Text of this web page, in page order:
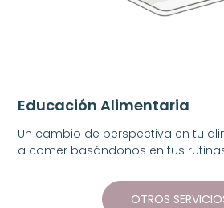
Educación Alimentaria
Un cambio de perspectiva en tu
a comer basándonos en tus
OTROS